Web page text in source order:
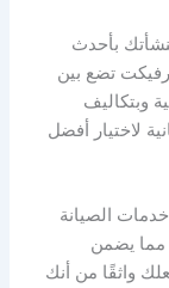
بأحدث
تضع بين
وبتكاليف
لاختيار أفضل
الصيانة
مما يضمن
واثقًا من أنك